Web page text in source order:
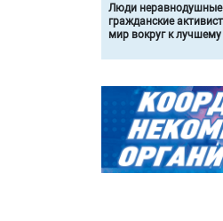
Люди неравнодушные
гражданские
мир вокруг к лучшему